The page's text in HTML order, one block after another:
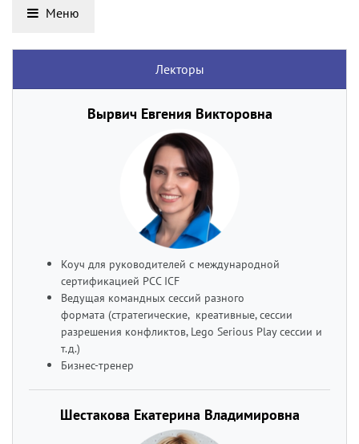
Меню
Лекторы
Вырвич Евгения Викторовна
Коуч для руководителей с международной
сертификацией PCC ICF
Ведущая командных сессий разного
формата (стратегические, креативные, сессии
разрешения конфликтов, Lego Serious Play сессии и
т.д.)
Бизнес-тренер
Шестакова Екатерина Владимировна